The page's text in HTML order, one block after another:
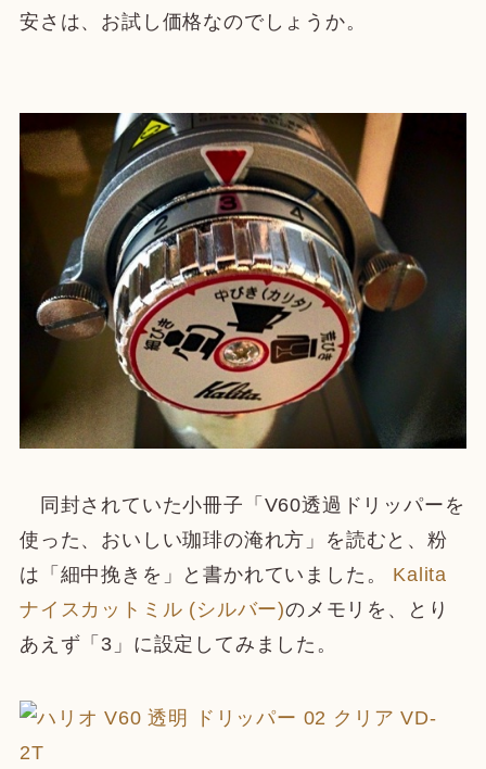
安さは、お試し価格なのでしょうか。
同封されていた小冊子「V60透過ドリッパーを
使った、おいしい珈琲の淹れ方」を読むと、粉
は「細中挽きを」と書かれていました。 Kalita
ナイスカットミル (シルバー)のメモリを、とり
あえず「3」に設定してみました。